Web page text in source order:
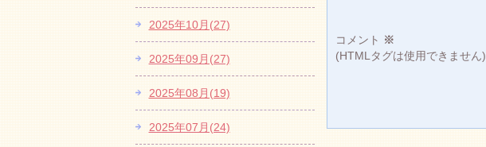
コメント ※
(HTMLタグは使用できません)
2025年10月(27)
2025年09月(27)
2025年08月(19)
2025年07月(24)